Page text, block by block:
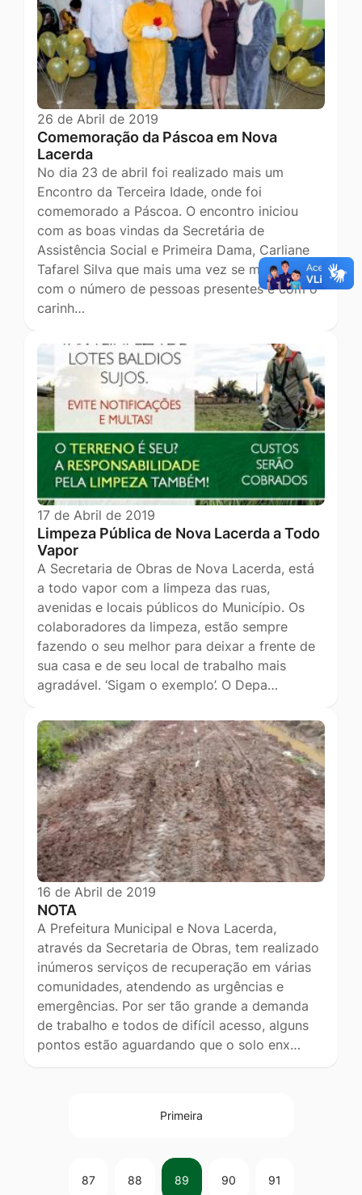
26 de Abril de 2019
Comemoração da Páscoa em Nova
Lacerda
No dia 23 de abril foi realizado mais um
Encontro da Terceira Idade, onde foi
comemorado a Páscoa. O encontro iniciou
com as boas vindas da Secretária de
Assistência Social e Primeira Dama, Carliane
Tafarel Silva que mais uma vez se maravilhou
com o número de pessoas presentes e com o
carinh…
17 de Abril de 2019
Limpeza Pública de Nova Lacerda a Todo
Vapor
A Secretaria de Obras de Nova Lacerda, está
a todo vapor com a limpeza das ruas,
avenidas e locais públicos do Município. Os
colaboradores da limpeza, estão sempre
fazendo o seu melhor para deixar a frente de
sua casa e de seu local de trabalho mais
agradável. ‘Sigam o exemplo’. O Depa…
16 de Abril de 2019
NOTA
A Prefeitura Municipal e Nova Lacerda,
através da Secretaria de Obras, tem realizado
inúmeros serviços de recuperação em várias
comunidades, atendendo as urgências e
emergências. Por ser tão grande a demanda
de trabalho e todos de difícil acesso, alguns
pontos estão aguardando que o solo enx…
Primeira
87 88 89 90 91